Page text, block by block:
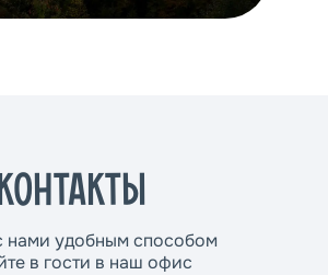
нами удобным способом
в гости в наш офис